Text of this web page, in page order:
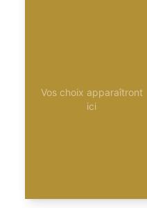
Vos choix apparaîtront
ici